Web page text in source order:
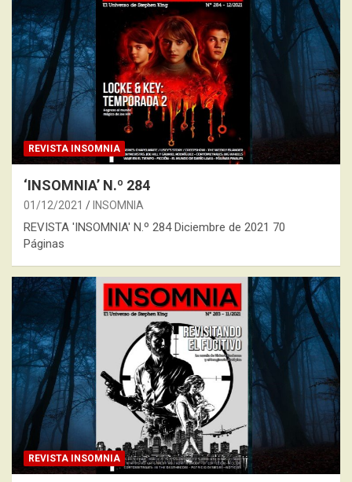
REVISTA INSOMNIA
‘INSOMNIA’ N.º 284
01/12/2021 INSOMNIA
REVISTA 'INSOMNIA' N.º 284 Diciembre de 2021 70
Páginas
REVISTA INSOMNIA